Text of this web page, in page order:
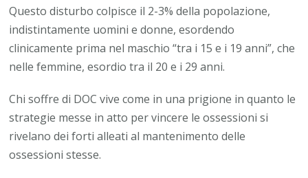
Questo disturbo colpisce il 2-3% della popolazione,
indistintamente uomini e donne, esordendo
clinicamente prima nel maschio “tra i 15 e i 19 anni”, che
nelle femmine, esordio tra il 20 e i 29 anni.
Chi soffre di DOC vive come in una prigione in quanto le
strategie messe in atto per vincere le ossessioni si
rivelano dei forti alleati al mantenimento delle
ossessioni stesse.